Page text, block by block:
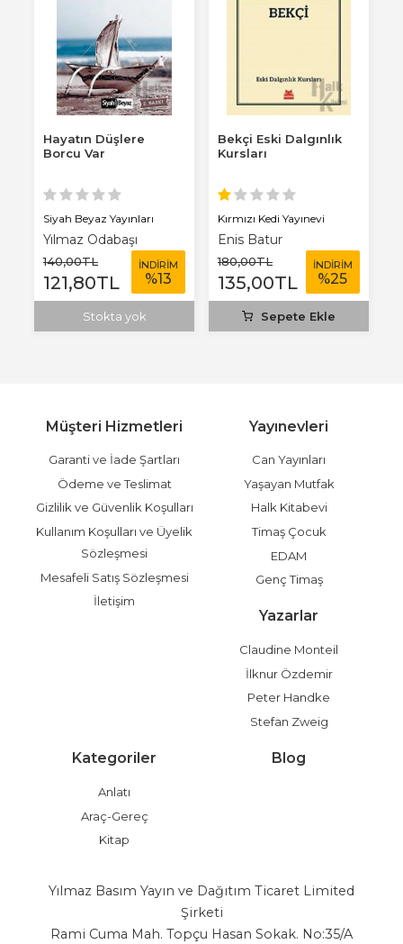
Hayatın Düşlere
Borcu Var
Siyah Beyaz Yayınları
Yılmaz Odabaşı
140,00TL
121,80TL
İNDİRİM
%13
Stokta yok
Bekçi Eski Dalgınlık
Kursları
Kırmızı Kedi Yayınevi
Enis Batur
180,00TL
135,00TL
İNDİRİM
%25
Sepete Ekle
Müşteri Hizmetleri
Garanti ve İade Şartları
Ödeme ve Teslimat
Gizlilik ve Güvenlik Koşulları
Kullanım Koşulları ve Üyelik
Sözleşmesi
Mesafeli Satış Sözleşmesi
İletişim
Yayınevleri
Can Yayınları
Yaşayan Mutfak
Halk Kitabevi
Timaş Çocuk
EDAM
Genç Timaş
Yazarlar
Claudine Monteil
İlknur Özdemir
Peter Handke
Stefan Zweig
Kategoriler
Anlatı
Araç-Gereç
Kitap
Blog
Yılmaz Basım Yayın ve Dağıtım Ticaret Limited
Şirketi
Rami Cuma Mah. Topçu Hasan Sokak. No:35/A